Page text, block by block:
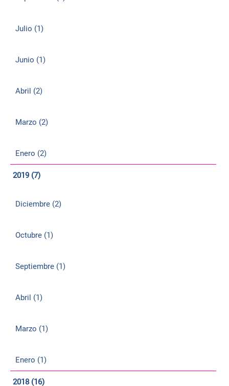
Julio (1)
Junio (1)
Abril (2)
Marzo (2)
Enero (2)
2019 (7)
Diciembre (2)
Octubre (1)
Septiembre (1)
Abril (1)
Marzo (1)
Enero (1)
2018 (16)